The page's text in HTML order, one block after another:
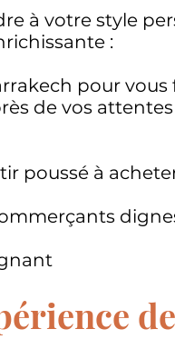
à votre style
:
pour
de vos
poussé à
de